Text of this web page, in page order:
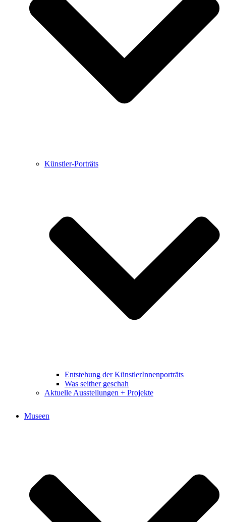
Künstler-Porträts
Entstehung der KünstlerInnenporträts
Was seither geschah
Aktuelle Ausstellungen + Projekte
Museen